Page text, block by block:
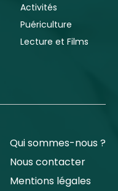
Activités
Puériculture
Lecture et Films
Qui sommes-nous ?
Nous contacter
Mentions légales